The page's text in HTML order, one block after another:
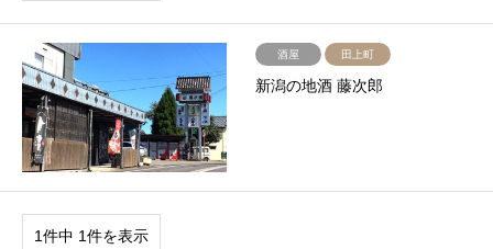
酒屋 田上町
新潟の地酒 藤次郎
1件中 1件を表示